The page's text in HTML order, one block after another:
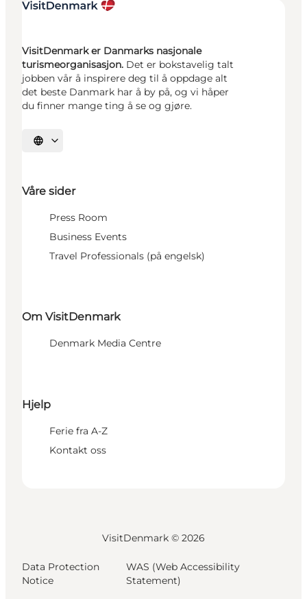
VisitDenmark er Danmarks nasjonale
turismeorganisasjon. Det er bokstavelig talt
jobben vår å inspirere deg til å oppdage alt
det beste Danmark har å by på, og vi håper
du finner mange ting å se og gjøre.
Velg språk
Våre sider
Press Room
Business Events
Travel Professionals (på engelsk)
Om VisitDenmark
Denmark Media Centre
Hjelp
Ferie fra A-Z
Kontakt oss
VisitDenmark © 2026
Data Protection
Notice
WAS (Web Accessibility
Statement)